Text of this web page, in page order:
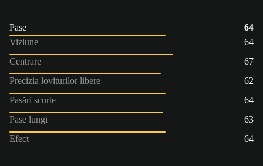
Pase
64
Viziune
64
Centrare
67
Precizia loviturilor libere
62
Pasări scurte
64
Pase lungi
63
Efect
64